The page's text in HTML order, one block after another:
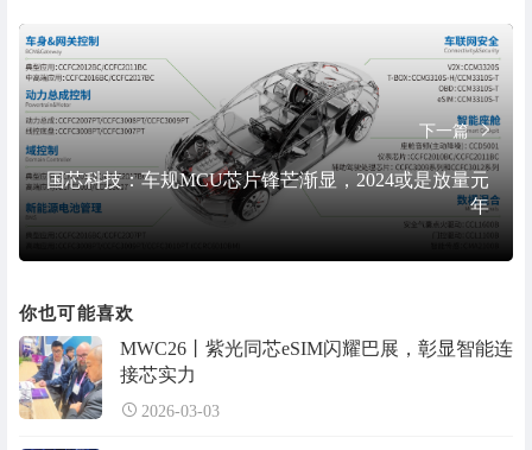
下一篇
国芯科技：车规MCU芯片锋芒渐显，2024或是放量元
年
你也可能喜欢
MWC26丨紫光同芯eSIM闪耀巴展，彰显智能连
接芯实力
2026-03-03